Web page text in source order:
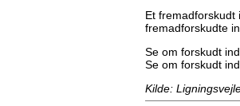
Et fremadforskudt
fremadforskudte
Se om forskudt
Se om forskudt
Kilde: